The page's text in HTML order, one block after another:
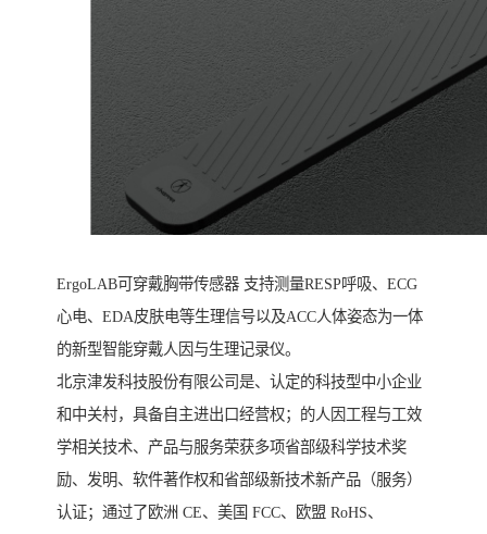
ErgoLAB可穿戴胸带传感器 支持测量RESP呼吸、ECG
心电、EDA皮肤电等生理信号以及ACC人体姿态为一体
的新型智能穿戴人因与生理记录仪。
北京津发科技股份有限公司是、认定的科技型中小企业
和中关村，具备自主进出口经营权；的人因工程与工效
学相关技术、产品与服务荣获多项省部级科学技术奖
励、发明、软件著作权和省部级新技术新产品（服务）
认证；通过了欧洲 CE、美国 FCC、欧盟 RoHS、